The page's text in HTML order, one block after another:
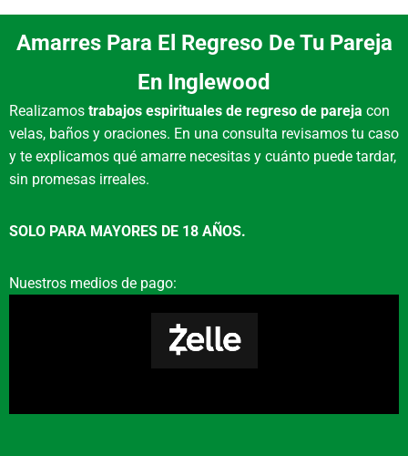
opciones como herraduras, ojos turcos o
azabaches, consagrándolo para tu protección
específica.
¿Puedo conseguir Amarres
De Amor En Inglewood?
Sí, ofrecemos orientación y trabajos
proceso que requiere evaluación seria y puede
esotéricos o figuras consagradas.
¿Qué materiales usan en
Amarres Para El Regreso De Tu Pareja
En Inglewood
Realizamos trabajos espirituales de regreso de pareja con
velas, baños y oraciones. En una consulta revisamos tu caso
y te explicamos qué amarre necesitas y cuánto puede tardar,
sin promesas irreales.
SOLO PARA MAYORES DE 18 AÑOS.
Nuestros medios de pago: